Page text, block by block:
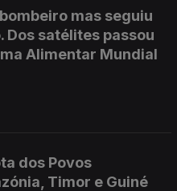
mas seguiu
satélites passou
Alimentar Mundial
dos Povos
Timor e Guiné